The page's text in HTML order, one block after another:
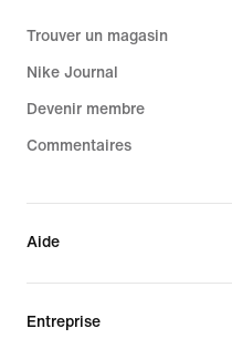
Trouver un magasin
Nike Journal
Devenir membre
Commentaires
Aide
Entreprise